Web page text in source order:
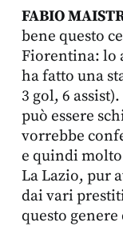
FABIO
bene questo
Fiorentina: lo
ha fatto una
3 gol, 6
può essere
vorrebbe
e quindi
La Lazio, pur
dai vari
questo